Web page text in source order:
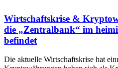
Wirtschaftskrise &
die „Zentralbank“ im
befindet
Die aktuelle Wirtschaftskrise hat